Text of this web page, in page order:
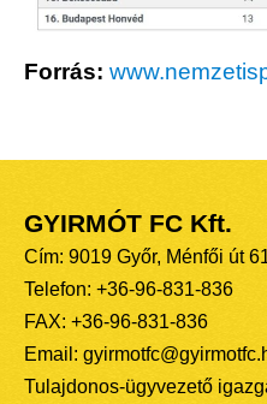
Forrás:
GYIRMÓT FC Kft.
Cím: 9019 Győr, Ménfői út
Telefon: +36-96-831-836
FAX: +36-96-831-836
Email:
Tulajdonos-ügyvezető